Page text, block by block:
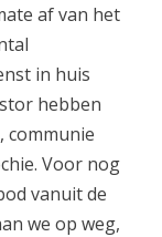
af van het
in huis
hebben
communie
Voor nog
vanuit de
we op weg,